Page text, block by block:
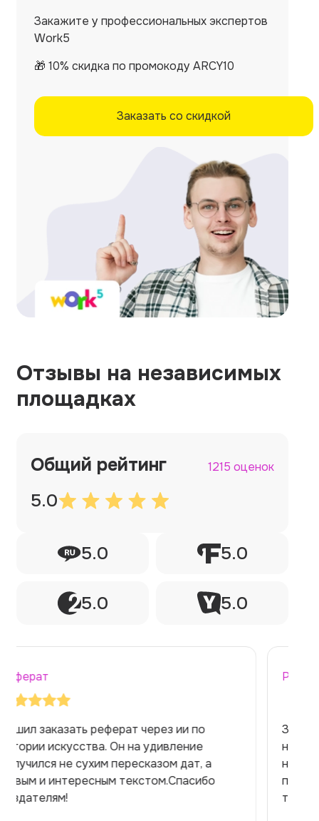
Закажите у профессиональных экспертов
Work5
🎁 10% скидка по промокоду ARCY10
Заказать со скидкой
Отзывы на независимых
площадках
Общий рейтинг 1215 оценок
5.0
5.0 5.0
5.0 5.0
Реферат
Заказывала реферат с помощью нейросети
на медицинскую тему. Ожидала худшего,
но справилась. Термины использовала
правильно. Для быстрого ознакомления с
темой — идеально.